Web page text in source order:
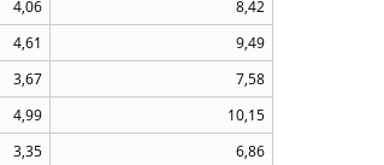
4,06
8,42
4,61
9,49
3,67
7,58
4,99
10,15
3,35
6,86